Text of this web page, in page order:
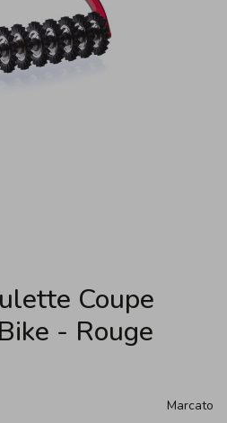
Coupe
- Rouge
Marcato